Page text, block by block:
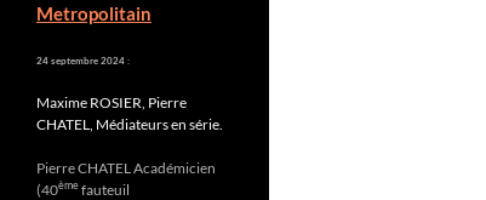
Metropolitain
24 septembre 2024 :
Maxime ROSIER, Pierre
CHATEL, Médiateurs en série.
Pierre CHATEL Académicien
(40èmefauteuil